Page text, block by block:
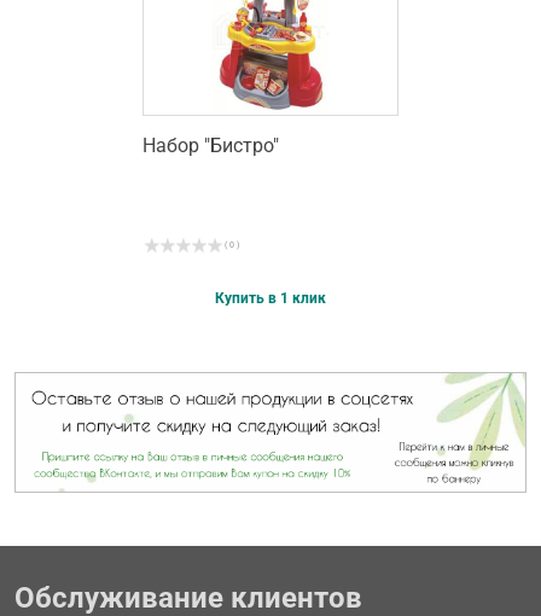
Набор "Бистро"
( 0 )
Купить в 1 клик
Обслуживание клиентов